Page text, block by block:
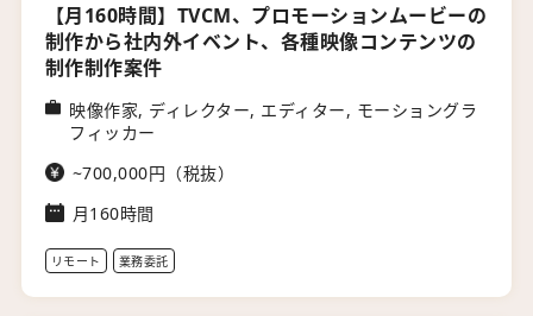
【月160時間】TVCM、プロモーションムービーの
制作から社内外イベント、各種映像コンテンツの
制作制作案件
映像作家, ディレクター, エディター, モーショングラ
フィッカー
~700,000円（税抜）
月160時間
リモート 業務委託